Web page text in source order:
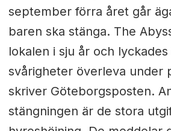
september förra året går
baren ska stänga. The
lokalen i sju år och
svårigheter överleva under
skriver Göteborgsposten.
stängningen är de stora